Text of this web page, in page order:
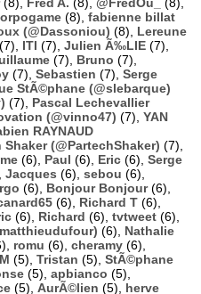
(8), fabienne billat
(@Dassoniou) (8), Lereune
(7), ITI (7), Julien Ã‰LIE (7),
(7), Bruno (7),
(7), Sebastien (7), Serge
StÃ©phane (@slebarque)
(7), Pascal Lechevallier
(@vinno47) (7), YAN
RAYNAUD
Shaker (@PartechShaker) (7),
(6), Paul (6), Eric (6), Serge
Jacques (6), sebou (6),
(6), Bonjour Bonjour(6),
(6), Richard T (6),
(6), Richard (6), tvtweet (6),
(6), Nathalie
romu (6), cheramy (6),
(5), Tristan (5), StÃ©phane
(5), apbianco (5),
(5), AurÃ©lien (5), herve